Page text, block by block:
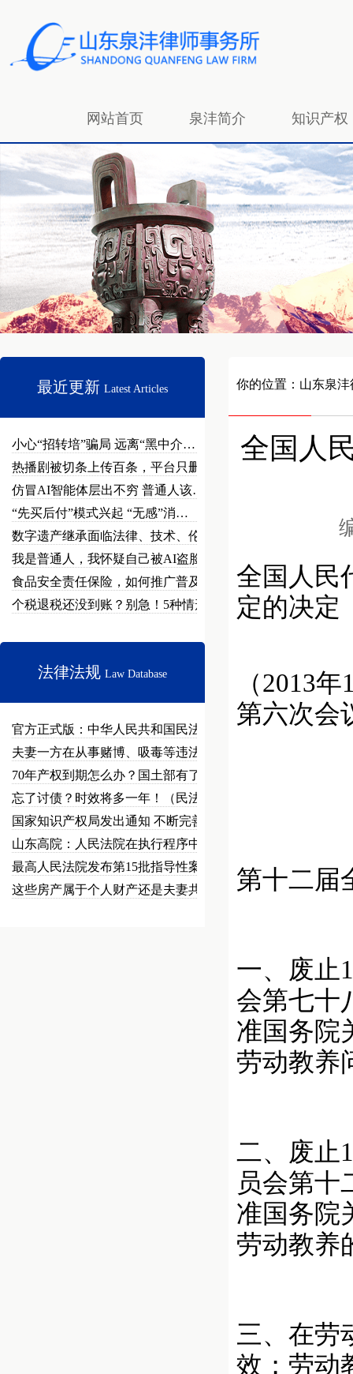
网站首页 泉沣简介 知识产权
招贤纳士
最近更新 Latest Articles
小心“招转培”骗局 远离“黑中介…
热播剧被切条上传百条，平台只删不…
仿冒AI智能体层出不穷 普通人该…
“先买后付”模式兴起 “无感”消…
数字遗产继承面临法律、技术、伦理…
我是普通人，我怀疑自己被AI盗脸…
食品安全责任保险，如何推广普及？
个税退税还没到账？别急！5种情形…
法律法规 Law Database
官方正式版：中华人民共和国民法总…
夫妻一方在从事赌博、吸毒等违法犯…
70年产权到期怎么办？国土部有了…
忘了讨债？时效将多一年！（民法草…
国家知识产权局发出通知 不断完善…
山东高院：人民法院在执行程序中可…
最高人民法院发布第15批指导性案…
这些房产属于个人财产还是夫妻共同…
你的位置： 山东泉
全国人
全国人民
定的决定
（2013
第六次会
第十二届
一、废止
会第七十
准国务院
劳动教养
二、废止
员会第十
准国务院
劳动教养
三、在劳
效；劳动